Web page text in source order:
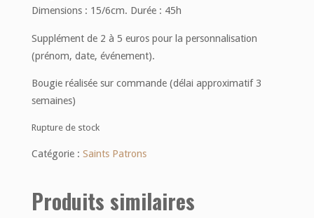
Dimensions : 15/6cm. Durée : 45h
Supplément de 2 à 5 euros pour la personnalisation
(prénom, date, événement).
Bougie réalisée sur commande (délai approximatif 3
semaines)
Rupture de stock
Catégorie : Saints Patrons
Produits similaires